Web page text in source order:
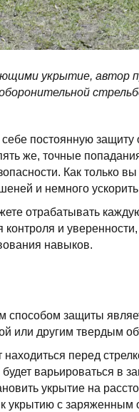
укрытие, автор
постоянную
же, точные
Как только
и немного
отрабатывать
и
навыков.
способом защиты
или другим твердым
перед
варьироваться в
укрытие на
укрытию с заряженным